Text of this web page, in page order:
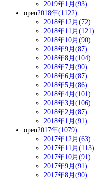
2019年1月(93)
open2018年(1122)
2018年12月(72)
2018年11月(121)
2018年10月(90)
2018年9月(87)
2018年8月(104)
2018年7月(90)
2018年6月(87)
2018年5月(86)
2018年4月(101)
2018年3月(106)
2018年2月(87)
2018年1月(91)
open2017年(1079)
2017年12月(63)
2017年11月(113)
2017年10月(91)
2017年9月(91)
2017年8月(90)